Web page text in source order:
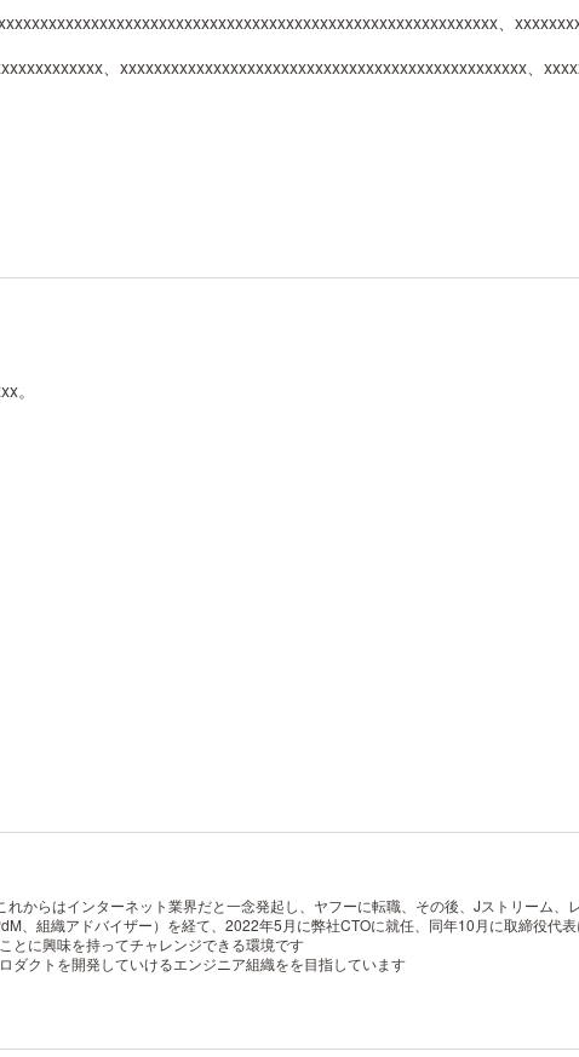
、
、xxxxxxxxxxxxxxxxxxxxxxxxxxxxxxxxxxxxxxxxxxxxxxxx、
。
からはインターネット業界だと一念発起し、ヤフーに転職、その後、Jストリーム
、組織アドバイザー）を経て、2022年5月に弊社CTOに就任、同年10月に取締役代表
とに興味を持ってチャレンジできる環境です
ダクトを開発していけるエンジニア組織をを目指しています